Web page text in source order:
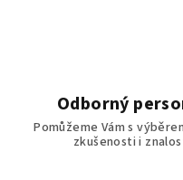
Odborný
Pomůžeme Vám s
zkušenosti i